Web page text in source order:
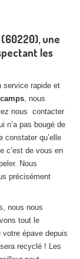
une
les
service rapide et
, nous
nous contacter
n’a pas bougé de
constater qu’elle
c’est de vous en
Nous
précisément
nous nous
tout le
votre épave depuis
recyclé ! Les